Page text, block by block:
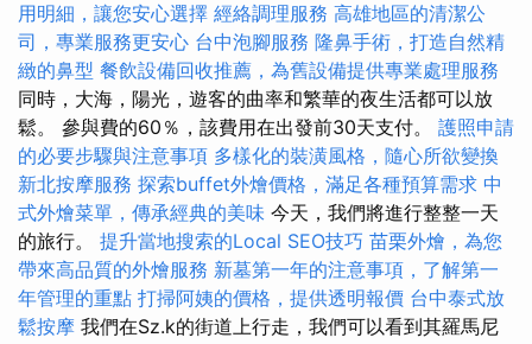
用明細，讓您安心選擇 經絡調理服務 高雄地區的清潔公
司，專業服務更安心 台中泡腳服務 隆鼻手術，打造自然精
緻的鼻型 餐飲設備回收推薦，為舊設備提供專業處理服務
同時，大海，陽光，遊客的曲率和繁華的夜生活都可以放
鬆。 參與費的60％，該費用在出發前30天支付。 護照申請
的必要步驟與注意事項 多樣化的裝潢風格，隨心所欲變換
新北按摩服務 探索buffet外燴價格，滿足各種預算需求 中
式外燴菜單，傳承經典的美味 今天，我們將進行整整一天
的旅行。 提升當地搜索的Local SEO技巧 苗栗外燴，為您
帶來高品質的外燴服務 新墓第一年的注意事項，了解第一
年管理的重點 打掃阿姨的價格，提供透明報價 台中泰式放
鬆按摩 我們在Sz.k的街道上行走，我們可以看到其羅馬尼